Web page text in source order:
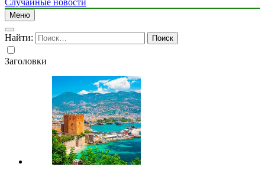
Случайные новости
Меню
Найти:
Заголовки